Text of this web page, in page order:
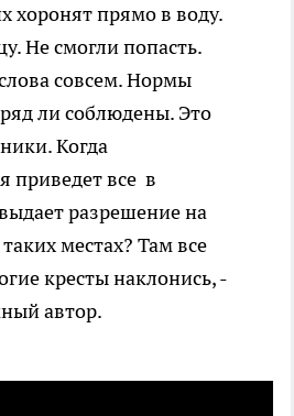
хоронят прямо в воду.
Не смогли попасть.
совсем. Нормы
ли соблюдены. Это
Когда
приведет все в
разрешение на
местах? Там все
кресты наклонись, -
автор.